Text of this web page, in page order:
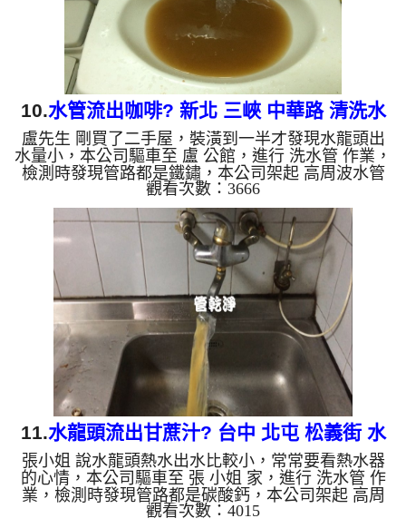
10.水管流出咖啡? 新北 三峽 中華路 清洗水
管
盧先生 剛買了二手屋，裝潢到一半才發現水龍頭出
水量小，本公司驅車至 盧 公館，進行 洗水管 作業，
檢測時發現管路都是鐵鏽，本公司架起 高周波水管
清洗機，灌入 檸檬酸水 至管路裡面，等了約15分，
開啟 水管清洗機 ，啟動 螺旋波 模式，一開始就流出
黃色髒水，突然轉變成棕色髒水，像是咖啡一樣，如
下圖片影片，一個多小時後， 出水量恢復正常，盧
先生能正常用水了!! 如是自來水，如水管老化，會產
生鐵鏽跟泥沙堆積，洗出來的水就會是咖啡色，地下
水含有氧化錳，管壁上會結成黑色管垢，洗出來的水
會跟石油一樣黑...
觀看次數：3666
11.水龍頭流出甘蔗汁? 台中 北屯 松義街 水
管清洗
張小姐 說水龍頭熱水出水比較小，常常要看熱水器
的心情，本公司驅車至 張 小姐 家，進行 洗水管 作
業，檢測時發現管路都是碳酸鈣，本公司架起 高周
波水管清洗機，灌入 檸檬酸水 至管路裡面，等了約
觀看次數：4015